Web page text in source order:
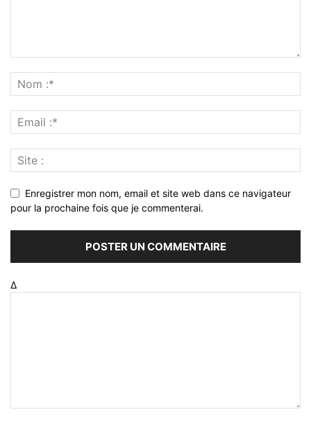
Enregistrer mon nom, email et site web dans ce navigateur
pour la prochaine fois que je commenterai.
Δ